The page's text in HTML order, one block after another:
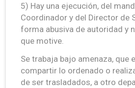
5) Hay una ejecución, del
Coordinador y del Director de
forma abusiva de autoridad y
que motive.
Se trabaja bajo amenaza, que
compartir lo ordenado o
de ser trasladados, a otro